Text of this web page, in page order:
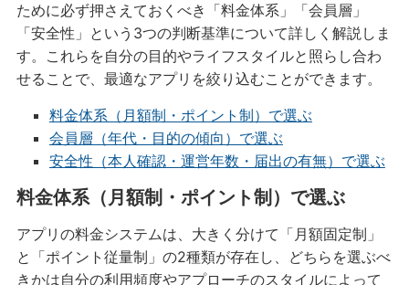
ために必ず押さえておくべき「料金体系」「会員層」
「安全性」という3つの判断基準について詳しく解説しま
す。これらを自分の目的やライフスタイルと照らし合わ
せることで、最適なアプリを絞り込むことができます。
料金体系（月額制・ポイント制）で選ぶ
会員層（年代・目的の傾向）で選ぶ
安全性（本人確認・運営年数・届出の有無）で選ぶ
料金体系（月額制・ポイント制）で選ぶ
アプリの料金システムは、大きく分けて「月額固定制」
と「ポイント従量制」の2種類が存在し、どちらを選ぶべ
きかは自分の利用頻度やアプローチのスタイルによって